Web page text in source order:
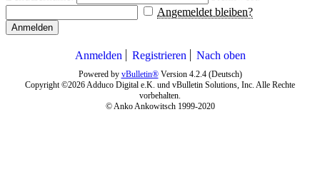
Angemeldet bleiben?
Anmelden
Anmelden Registrieren Nach oben
Powered by vBulletin®Version 4.2.4 (Deutsch)
Copyright ©2026 Adduco Digital e.K. und vBulletin Solutions, Inc. Alle Rechte
vorbehalten.
© Anko Ankowitsch 1999-2020